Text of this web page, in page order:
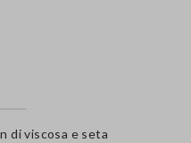
di viscosa e seta